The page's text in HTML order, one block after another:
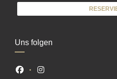
Uns folgen
Facebook ((öffnet ein neues
Instagram ((öffnet ein